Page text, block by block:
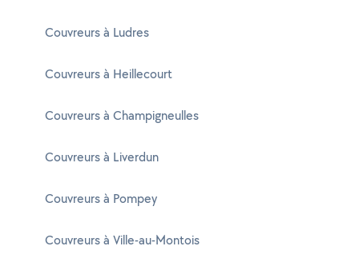
Couvreurs à Ludres
Couvreurs à Heillecourt
Couvreurs à Champigneulles
Couvreurs à Liverdun
Couvreurs à Pompey
Couvreurs à Ville-au-Montois